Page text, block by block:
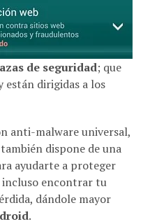
de seguridad; que
están dirigidas a los
anti-malware universal,
dispone de una
ayudarte a proteger
incluso encontrar tu
dándole mayor
.